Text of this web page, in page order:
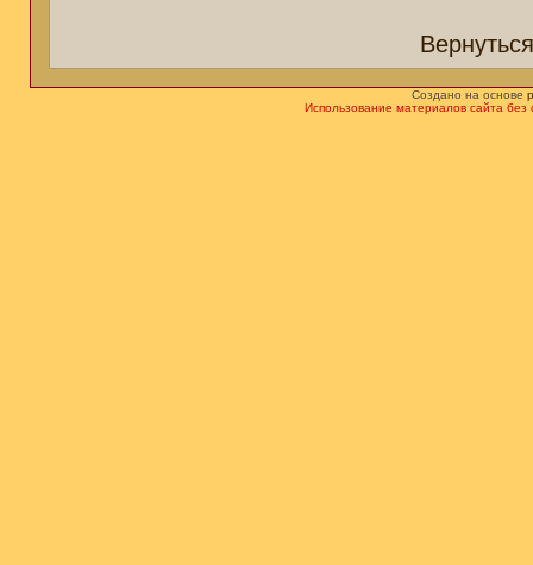
Создано на основе
Использование материалов сайта